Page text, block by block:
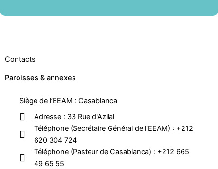
Contacts
Paroisses & annexes
Siège de l’EEAM : Casablanca
Adresse : 33 Rue d'Azilal
Téléphone (Secrétaire Général de l’EEAM) : +212
620 304 724
Téléphone (Pasteur de Casablanca) : +212 665
49 65 55